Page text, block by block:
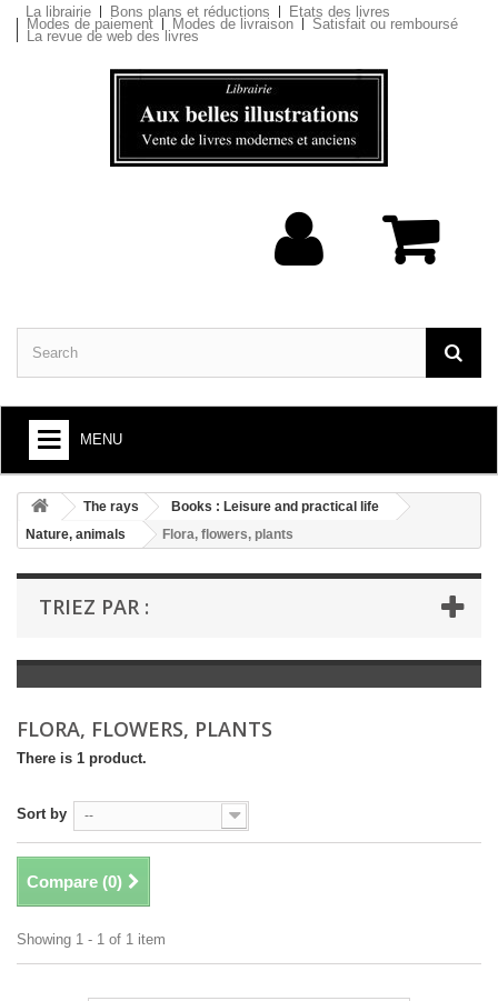
La librairie Bons plans et réductions Etats des livres
Modes de paiement Modes de livraison Satisfait ou remboursé
La revue de web des livres
MENU
+
BOOKS : ARTS AND SOCIETY
+
BOOKS : LITERATURE
+
BOOKS : YOUTH
LIVRES ANCIENS AVANT 1945
The rays
Books : Leisure and practical life
Nature, animals
Flora, flowers, plants
TRIEZ PAR :
FLORA, FLOWERS, PLANTS
There is 1 product.
Sort by --
Compare (0)
Showing 1 - 1 of 1 item